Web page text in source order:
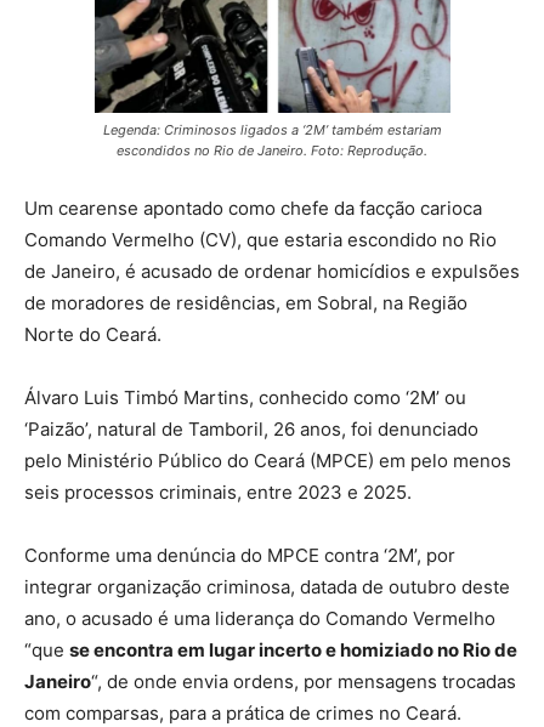
Legenda: Criminosos ligados a ‘2M’ também estariam
escondidos no Rio de Janeiro. Foto: Reprodução.
Um cearense apontado como chefe da facção carioca
Comando Vermelho (CV), que estaria escondido no Rio
de Janeiro, é acusado de ordenar homicídios e expulsões
de moradores de residências, em Sobral, na Região
Norte do Ceará.
Álvaro Luis Timbó Martins, conhecido como ‘2M’ ou
‘Paizão’, natural de Tamboril, 26 anos, foi denunciado
pelo Ministério Público do Ceará (MPCE) em pelo menos
seis processos criminais, entre 2023 e 2025.
Conforme uma denúncia do MPCE contra ‘2M’, por
integrar organização criminosa, datada de outubro deste
ano, o acusado é uma liderança do Comando Vermelho
“que se encontra em lugar incerto e homiziado no Rio de
Janeiro“, de onde envia ordens, por mensagens trocadas
com comparsas, para a prática de crimes no Ceará.